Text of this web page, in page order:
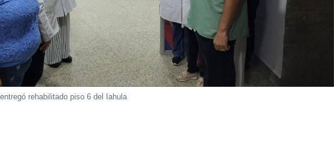
rehabilitado piso 6 del Iahula